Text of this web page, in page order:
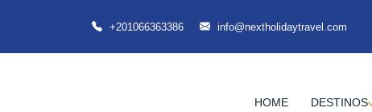
+201066363386 info@nextholidaytravel.com
HOME DESTINOS